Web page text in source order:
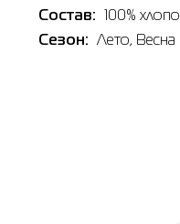
Состав:
100%
Сезон:
Лето, Весна